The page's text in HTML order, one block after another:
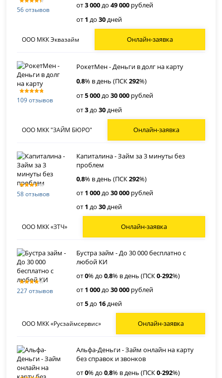
56 отзывов
от3 000до49 000 рублей
от 1 до30дней
ООО МКК Эквазайм Онлайн-заявка
109 отзывов
РокетМен - Деньги в долг на карту
0,8% в день (ПСК292%)
от5 000до30 000 рублей
от3до30дней
ООО МКК "ЗАЙМ БЮРО" Онлайн-заявка
58 отзывов
Капиталина - Займ за 3 минуты без
проблем
0,8% в день (ПСК292%)
от 1 000до30 000 рублей
от 1 до30дней
ООО МКК «ЗТЧ» Онлайн-заявка
227 отзывов
Бустра займ - До 30 000 бесплатно с
любой КИ
от0% до0,8% в день (ПСК0-292%)
от 1 000до30 000 рублей
от5до 16дней
ООО МКК «Русзаймсервис» Онлайн-заявка
Альфа-Деньги - Займ онлайн на карту
без справок и звонков
от0% до0,8% в день (ПСК0-292%)